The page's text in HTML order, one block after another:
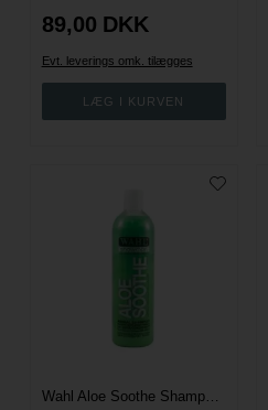
89,00 DKK
Evt. leverings omk. tilægges
Wahl Aloe Soothe Shampoo 500 ml.